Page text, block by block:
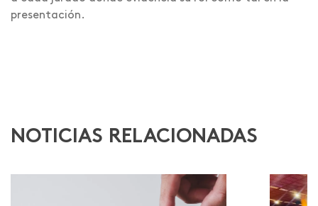
presentación.
NOTICIAS RELACIONADAS